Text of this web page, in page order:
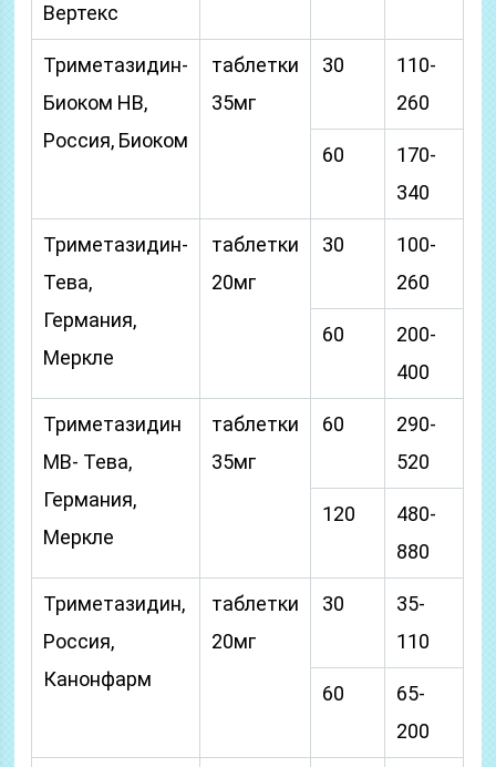
Вертекс
Триметазидин-
Биоком НВ,
Россия, Биоком
таблетки
35мг
30
110-
260
60
170-
340
Триметазидин-
Тева,
Германия,
Меркле
таблетки
20мг
30
100-
260
60
200-
400
Триметазидин
МВ- Тева,
Германия,
Меркле
таблетки
35мг
60
290-
520
120
480-
880
Триметазидин,
Россия,
Канонфарм
таблетки
20мг
30
35-
110
60
65-
200